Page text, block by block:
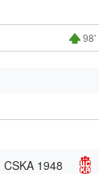
98'
CSKA 1948